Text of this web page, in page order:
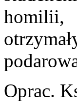
homilii,
Oprac.